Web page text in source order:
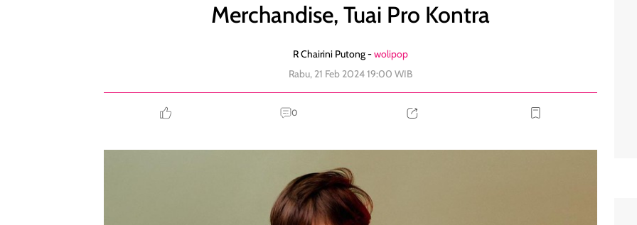
Merchandise, Tuai Pro Kontra
R Chairini Putong -wolipop
Rabu, 21 Feb 2024 19:00 WIB
0